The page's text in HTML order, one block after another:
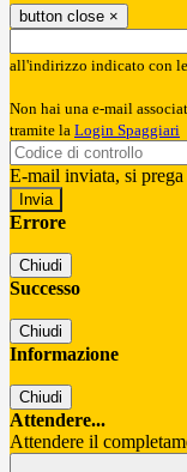
button close ×
all'indirizzo indicato con
Non hai una e-mail
tramite la Login Spaggiari
E-mail inviata, si
Errore
Chiudi
Successo
Chiudi
Informazione
Chiudi
Attendere...
Attendere il